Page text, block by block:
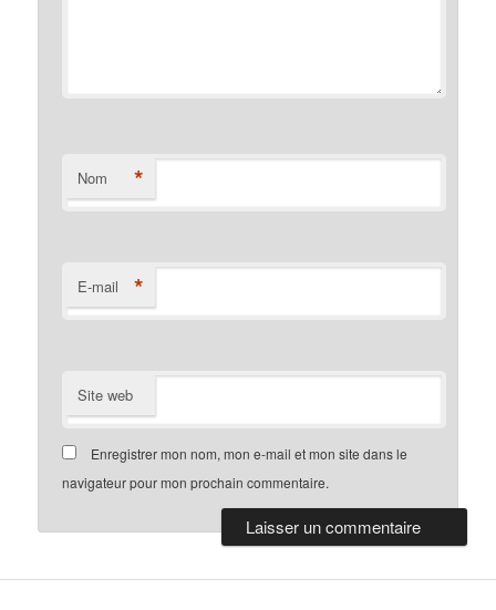
Nom *
E-mail *
Site web
Enregistrer mon nom, mon e-mail et mon site dans le
navigateur pour mon prochain commentaire.